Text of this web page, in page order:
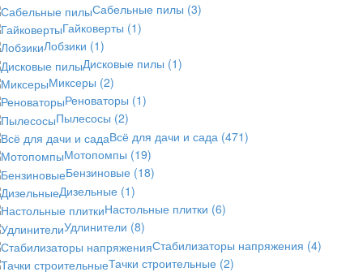
Сабельные пилы (3)
Гайковерты (1)
Лобзики (1)
Дисковые пилы (1)
Миксеры (2)
Реноваторы (1)
Пылесосы (2)
Всё для дачи и сада (471)
Мотопомпы (19)
Бензиновые (18)
Дизельные (1)
Настольные плитки (6)
Удлинители (8)
Стабилизаторы напряжения (4)
Тачки строительные (2)